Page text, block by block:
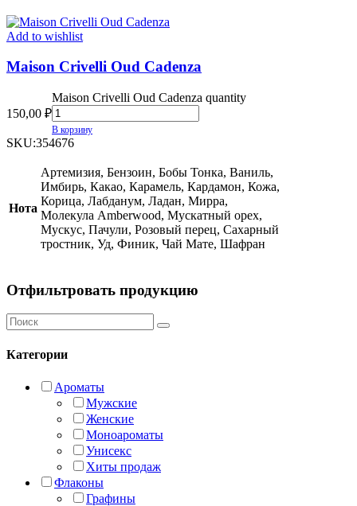
Add to wishlist
Maison Crivelli Oud Cadenza
150,00 ₽
Maison Crivelli Oud Cadenza quantity
В корзину
SKU:354676
Нота
Артемизия, Бензоин, Бобы Тонка, Ваниль,
Имбирь, Какао, Карамель, Кардамон, Кожа,
Корица, Лабданум, Ладан, Мирра,
Молекула Amberwood, Мускатный орех,
Мускус, Пачули, Розовый перец, Сахарный
тростник, Уд, Финик, Чай Мате, Шафран
Отфильтровать продукцию
Категории
Ароматы
Мужские
Женские
Моноароматы
Унисекс
Хиты продаж
Флаконы
Графины